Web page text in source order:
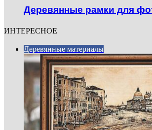
Деревянные рамки для
ИНТЕРЕСНОЕ
Деревянные материалы